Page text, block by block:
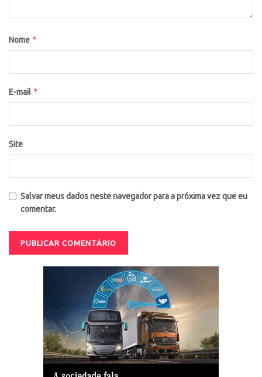
Nome *
E-mail *
Site
Salvar meus dados neste navegador para a próxima vez que eu
comentar.